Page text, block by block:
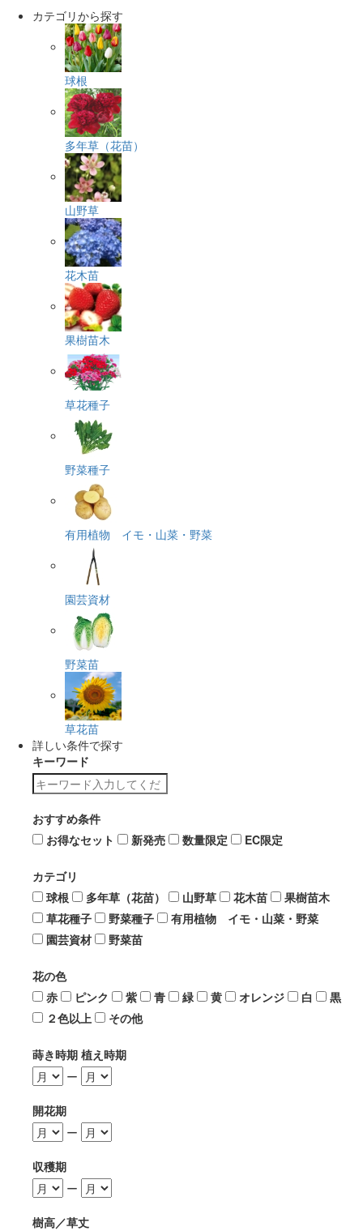
カテゴリから探す
球根
多年草（花苗）
山野草
花木苗
果樹苗木
草花種子
野菜種子
有用植物 イモ・山菜・野菜
園芸資材
野菜苗
草花苗
詳しい条件で探す
キーワード
おすすめ条件
お得なセット
新発売 数量限定 EC限定
カテゴリ
球根
多年草（花苗） 山野草 花木苗
果樹苗木
草花種子
野菜種子
有用植物 イモ・山菜・野菜
園芸資材
野菜苗
花の色
赤
ピンク 紫 青 緑 黄 オレンジ 白
黒
２色以上
その他
蒔き時期 植え時期
ー
開花期
ー
収穫期
ー
樹高／草丈